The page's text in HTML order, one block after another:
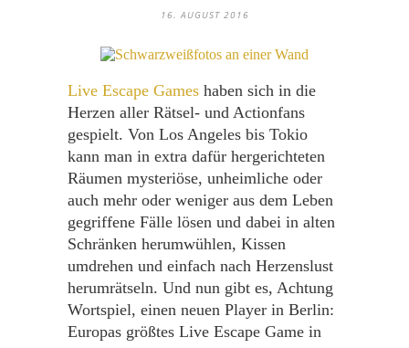
16. AUGUST 2016
Live Escape Games haben sich in die
Herzen aller Rätsel- und Actionfans
gespielt. Von Los Angeles bis Tokio
kann man in extra dafür hergerichteten
Räumen mysteriöse, unheimliche oder
auch mehr oder weniger aus dem Leben
gegriffene Fälle lösen und dabei in alten
Schränken herumwühlen, Kissen
umdrehen und einfach nach Herzenslust
herumrätseln. Und nun gibt es, Achtung
Wortspiel, einen neuen Player in Berlin:
Europas größtes Live Escape Game in